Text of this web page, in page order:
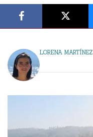
LORENA MARTÍNEZ